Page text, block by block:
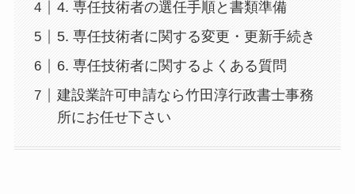
4. 専任技術者の選任手順と書類準備
5. 専任技術者に関する変更・更新手続き
6. 専任技術者に関するよくある質問
建設業許可申請なら竹田淳行政書士事務
所にお任せ下さい